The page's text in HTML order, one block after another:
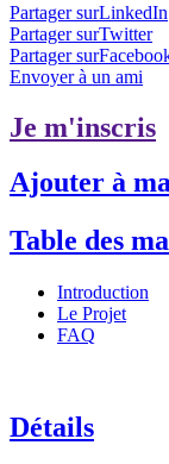
Partager surLinkedIn
Partager surTwitter
Partager
Envoyer à un ami
Je m'inscris
Ajouter à
Table des
Introduction
Le Projet
FAQ
Détails